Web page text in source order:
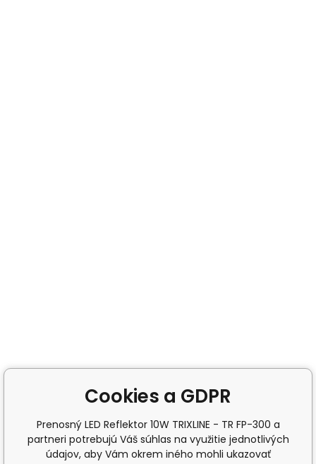
Cookies a GDPR
Prenosný LED Reflektor 10W TRIXLINE - TR FP-300 a
partneri potrebujú Váš súhlas na využitie jednotlivých
údajov, aby Vám okrem iného mohli ukazovať